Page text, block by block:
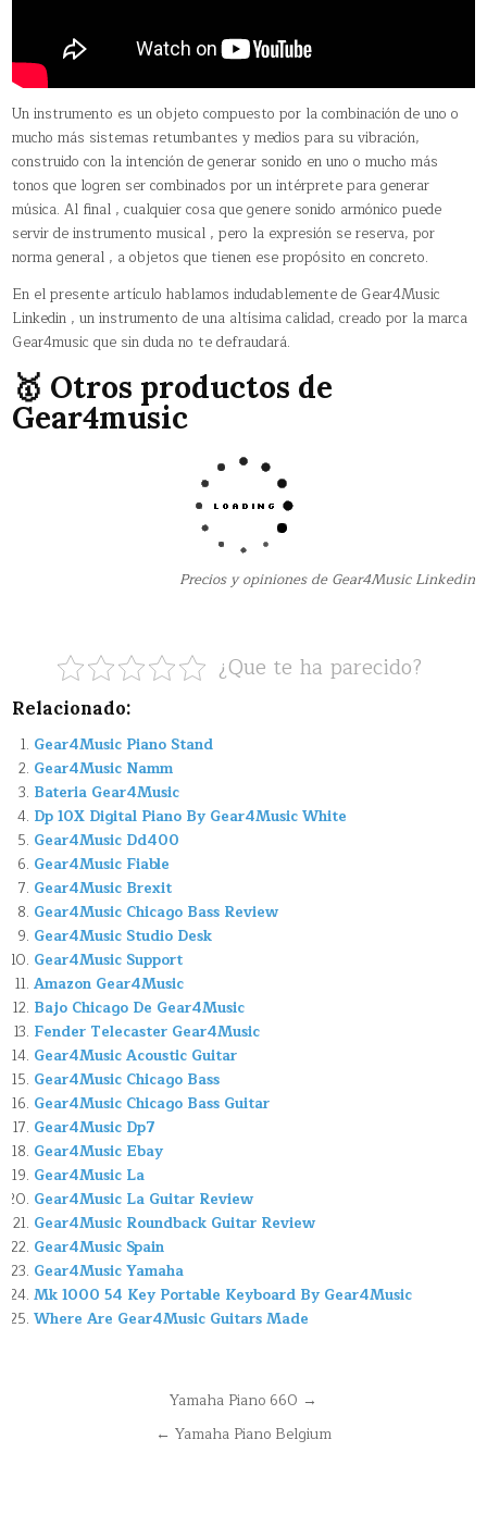
Un instrumento es un objeto compuesto por la combinación de uno o
mucho más sistemas retumbantes y medios para su vibración,
construido con la intención de generar sonido en uno o mucho más
tonos que logren ser combinados por un intérprete para generar
música. Al final , cualquier cosa que genere sonido armónico puede
servir de instrumento musical , pero la expresión se reserva, por
norma general , a objetos que tienen ese propósito en concreto.
En el presente artículo hablamos indudablemente de Gear4Music
Linkedin , un instrumento de una altísima calidad, creado por la marca
Gear4music que sin duda no te defraudará.
🥇 Otros productos de
Gear4music
Precios y opiniones de Gear4Music Linkedin
¿Que te ha parecido?
Relacionado:
Gear4Music Piano Stand
Gear4Music Namm
Bateria Gear4Music
Dp 10X Digital Piano By Gear4Music White
Gear4Music Dd400
Gear4Music Fiable
Gear4Music Brexit
Gear4Music Chicago Bass Review
Gear4Music Studio Desk
Gear4Music Support
Amazon Gear4Music
Bajo Chicago De Gear4Music
Fender Telecaster Gear4Music
Gear4Music Acoustic Guitar
Gear4Music Chicago Bass
Gear4Music Chicago Bass Guitar
Gear4Music Dp7
Gear4Music Ebay
Gear4Music La
Gear4Music La Guitar Review
Gear4Music Roundback Guitar Review
Gear4Music Spain
Gear4Music Yamaha
Mk 1000 54 Key Portable Keyboard By Gear4Music
Where Are Gear4Music Guitars Made
NavegaciónYamaha Piano 660 →
← Yamaha Piano Belgium